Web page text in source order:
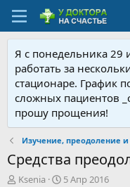
Я с понедельника 29
работать за
стационаре. График
сложных пациентов
прошу прощения!
Изучение, преодоление
Средства
А
Ksenia
Д
5 Апр 2016